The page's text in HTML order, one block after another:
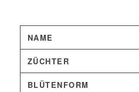
NAME
ZÜCHTER
BLÜTENFORM